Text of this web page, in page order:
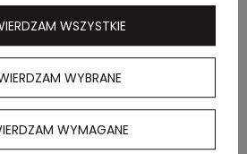
Feniks ma haftowane
dzięki czemu
świeżość podczas każdej
WYBRANE
WYMAGANE
WSZYSTKIE